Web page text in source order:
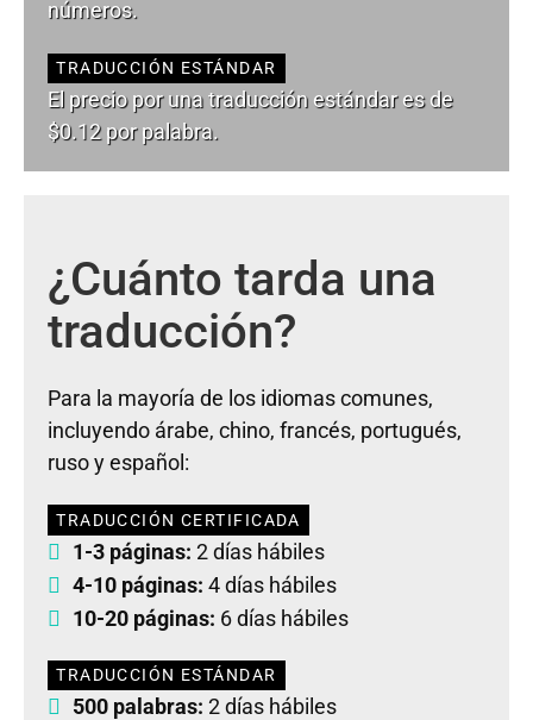
números.
TRADUCCIÓN ESTÁNDAR
El precio por una traducción estándar es de
$0.12 por palabra.
¿Cuánto tarda una
traducción?
Para la mayoría de los idiomas comunes,
incluyendo árabe, chino, francés, portugués,
ruso y español:
TRADUCCIÓN CERTIFICADA
1-3 páginas: 2 días hábiles
4-10 páginas: 4 días hábiles
10-20 páginas: 6 días hábiles
TRADUCCIÓN ESTÁNDAR
500 palabras: 2 días hábiles